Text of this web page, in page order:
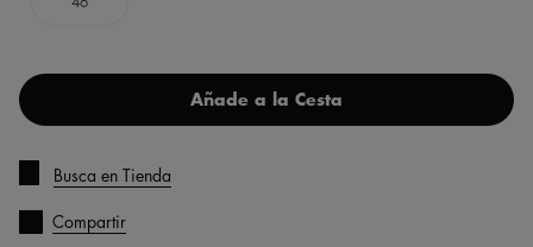
Añade a la Cesta
Busca en Tienda
Compartir